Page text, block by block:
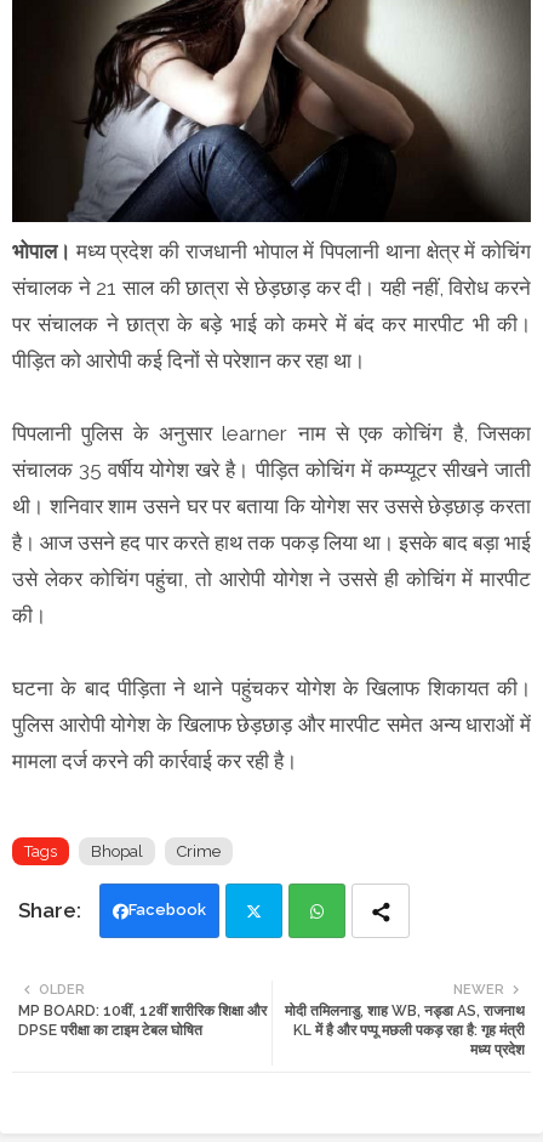
भोपाल। मध्य प्रदेश की राजधानी भोपाल में पिपलानी थाना क्षेत्र में कोचिंग
संचालक ने 21 साल की छात्रा से छेड़छाड़ कर दी। यही नहीं, विरोध करने
पर संचालक ने छात्रा के बड़े भाई को कमरे में बंद कर मारपीट भी की।
पीड़ित को आरोपी कई दिनों से परेशान कर रहा था।
पिपलानी पुलिस के अनुसार learner नाम से एक कोचिंग है, जिसका
संचालक 35 वर्षीय योगेश खरे है। पीड़ित कोचिंग में कम्प्यूटर सीखने जाती
थी। शनिवार शाम उसने घर पर बताया कि योगेश सर उससे छेड़छाड़ करता
है। आज उसने हद पार करते हाथ तक पकड़ लिया था। इसके बाद बड़ा भाई
उसे लेकर कोचिंग पहुंचा, तो आरोपी योगेश ने उससे ही कोचिंग में मारपीट
की।
घटना के बाद पीड़िता ने थाने पहुंचकर योगेश के खिलाफ शिकायत की।
पुलिस आरोपी योगेश के खिलाफ छेड़छाड़ और मारपीट समेत अन्य धाराओं में
मामला दर्ज करने की कार्रवाई कर रही है।
Tags Bhopal Crime
Facebook
tte ats
NEWER
मोदी तमिलनाडु, शाह WB, नड्डा AS, राजनाथ
KL में है और पप्पू मछली पकड़ रहा है: गृह मंत्री
मध्य प्रदेश
OLDER
MP BOARD: 10वीं, 12वीं शारीरिक शिक्षा और
DPSE परीक्षा का टाइम टेबल घोषित